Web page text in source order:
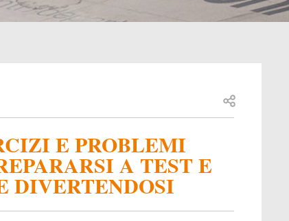
Open share
E PROBLEMI
A TEST E
DIVERTENDOSI